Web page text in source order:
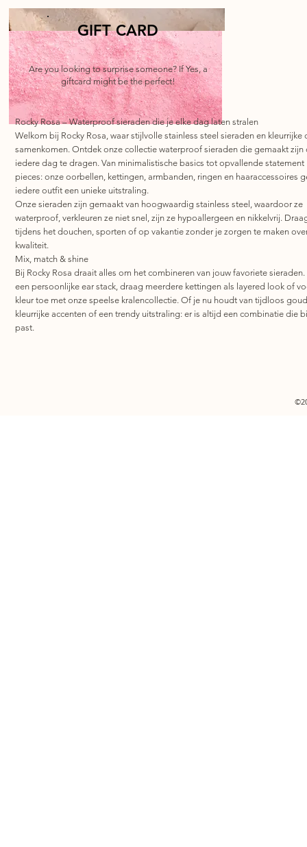
GIFT CARD
Are you looking to surprise someone? If Yes, a
giftcard might be the perfect!
Rocky Rosa – Waterproof sieraden die je elke dag laten stralen
Welkom bij Rocky Rosa, waar stijlvolle stainless steel sieraden en kleurrijke
samenkomen. Ontdek onze collectie waterproof sieraden die gemaakt zijn
iedere dag te dragen. Van minimalistische basics tot opvallende statement
pieces: onze oorbellen, kettingen, armbanden, ringen en haaraccessoires
iedere outfit een unieke uitstraling.
Onze sieraden zijn gemaakt van hoogwaardig stainless steel, waardoor ze
waterproof, verkleuren ze niet snel, zijn ze hypoallergeen en nikkelvrij.
tijdens het douchen, sporten of op vakantie zonder je zorgen te maken
kwaliteit.
Mix, match & shine
Bij Rocky Rosa draait alles om het combineren van jouw favoriete sieraden.
een persoonlijke ear stack, draag meerdere kettingen als layered look of
kleur toe met onze speelse kralencollectie. Of je nu houdt van tijdloos
kleurrijke accenten of een trendy uitstraling: er is altijd een combinatie die
past.